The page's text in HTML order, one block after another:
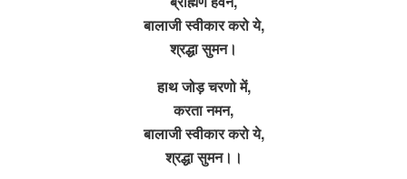
बालाजी स्वीकार करो ये,
श्रद्धा सुमन।
हाथ जोड़ चरणो में,
करता नमन,
बालाजी स्वीकार करो ये,
श्रद्धा सुमन।।